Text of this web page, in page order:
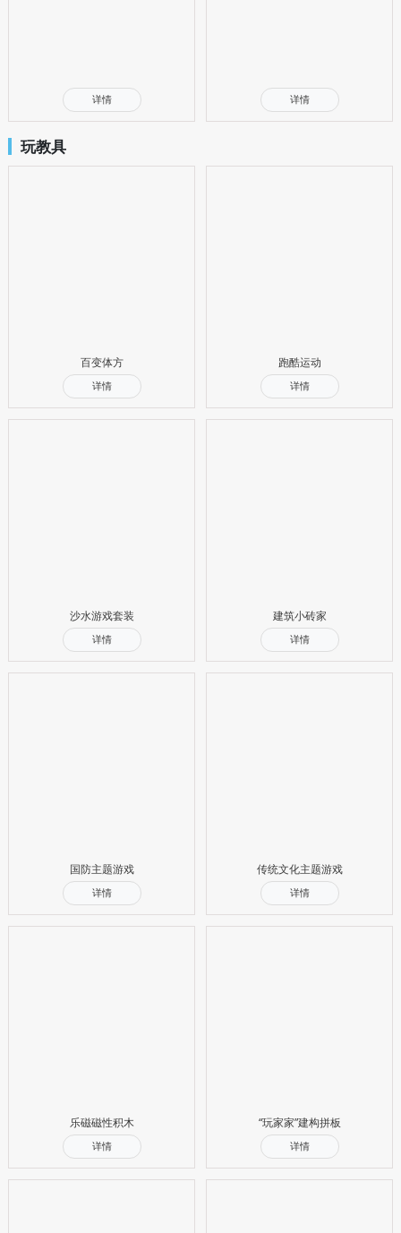
详情 详情
玩教具
百变体方
详情
跑酷运动
详情
沙水游戏套装
详情
建筑小砖家
详情
国防主题游戏
详情
传统文化主题游戏
详情
乐磁磁性积木
详情
“玩家家”建构拼板
详情